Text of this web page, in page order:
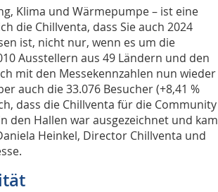
Klima und Wärmepumpe – ist eine
die Chillventa, dass Sie auch 2024
ist, nicht nur, wenn es um die
Ausstellern aus 49 Ländern und den
mit den Messekennzahlen nun wieder
auch die 33.076 Besucher (+8,41 %
dass die Chillventa für die Community
den Hallen war ausgezeichnet und kam
Heinkel, Director Chillventa und